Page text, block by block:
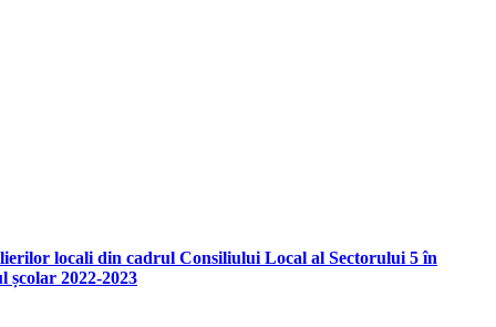
locali din cadrul Consiliului Local al Sectorului 5 în
2022-2023